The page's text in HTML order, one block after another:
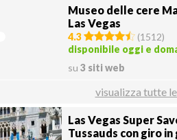
Museo delle cere
Las Vegas
4.3 (1512)
disponibile oggi e
su 3 siti web
visualizza tutte
Las Vegas Super
Tussauds con giro